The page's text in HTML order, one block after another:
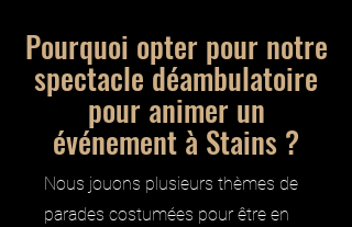
Pourquoi opter pour notre
spectacle déambulatoire
pour animer un
événement à Stains ?
Nous jouons plusieurs thèmes de
parades costumées pour être en